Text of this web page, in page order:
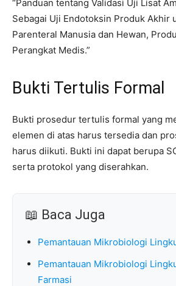
“Panduan tentang Validasi Uji Lisat
Sebagai Uji Endotoksin Produk Akhir
Parenteral Manusia dan Hewan,
Perangkat Medis.”
Bukti Tertulis Formal
Bukti prosedur tertulis formal yang
elemen di atas harus tersedia dan
harus diikuti. Bukti ini dapat berupa
serta protokol yang diserahkan.
📖 Baca Juga
Pemantauan Mikrobiologi
Pemantauan Mikrobiologi
Farmasi